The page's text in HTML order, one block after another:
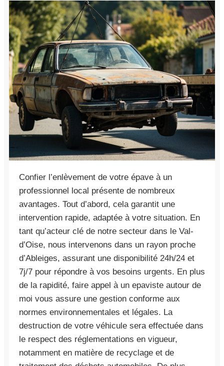
Confier l’enlèvement de votre épave à un
professionnel local présente de nombreux
avantages. Tout d’abord, cela garantit une
intervention rapide, adaptée à votre situation. En
tant qu’acteur clé de notre secteur dans le Val-
d’Oise, nous intervenons dans un rayon proche
d’Ableiges, assurant une disponibilité 24h/24 et
7j/7 pour répondre à vos besoins urgents. En plus
de la rapidité, faire appel à un epaviste autour de
moi vous assure une gestion conforme aux
normes environnementales et légales. La
destruction de votre véhicule sera effectuée dans
le respect des réglementations en vigueur,
notamment en matière de recyclage et de